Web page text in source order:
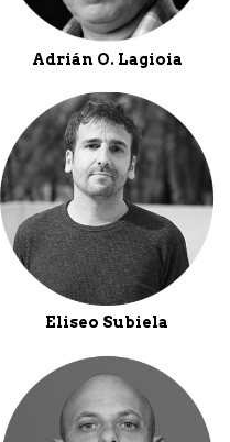
Adrián O. Lagioia
Eliseo Subiela